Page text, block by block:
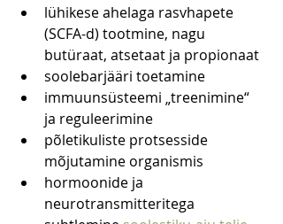
lühikese ahelaga rasvhapete
(SCFA-d) tootmine, nagu
butüraat, atsetaat ja propionaat
soolebarjääri toetamine
immuunsüsteemi „treenimine“
ja reguleerimine
põletikuliste protsesside
mõjutamine organismis
hormoonide ja
neurotransmitteritega